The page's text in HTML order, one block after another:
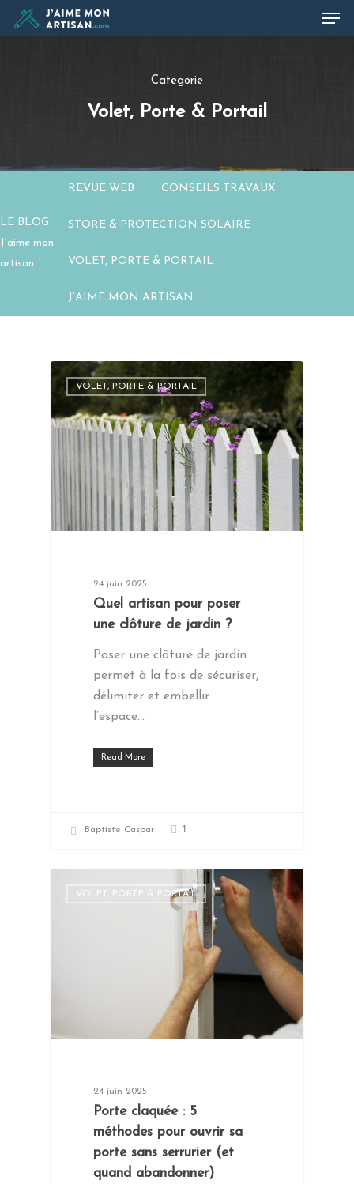
Hit enter to search or ESC to close
Categorie
Volet, Porte & Portail
LE BLOG
J'aime mon
artisan
REVUE WEB CONSEILS TRAVAUX
STORE & PROTECTION SOLAIRE
VOLET, PORTE & PORTAIL
J’AIME MON ARTISAN
VOLET, PORTE & PORTAIL
24 juin 2025
Quel artisan pour poser
une clôture de jardin ?
Poser une clôture de jardin
permet à la fois de sécuriser,
délimiter et embellir
l’espace…
Read More
Baptiste Caspar 1
VOLET, PORTE & PORTAIL
24 juin 2025
Porte claquée : 5
méthodes pour ouvrir sa
porte sans serrurier (et
quand abandonner)